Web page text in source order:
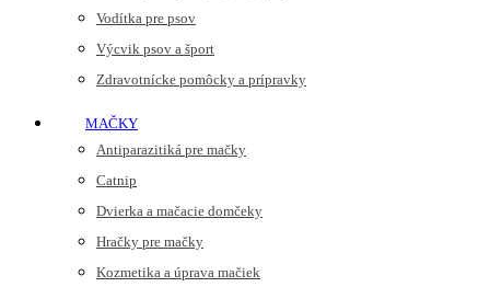
Vodítka pre psov
Výcvik psov a šport
Zdravotnícke pomôcky a prípravky
MAČKY
Antiparazitiká pre mačky
Catnip
Dvierka a mačacie domčeky
Hračky pre mačky
Kozmetika a úprava mačiek